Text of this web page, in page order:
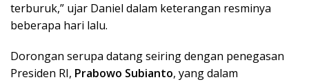
terburuk,” ujar Daniel dalam keterangan resminya
beberapa hari lalu.
Dorongan serupa datang seiring dengan penegasan
Presiden RI, Prabowo Subianto, yang dalam